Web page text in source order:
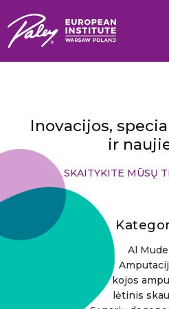
Inovacijos,
ir
SKAITYKITE MŪSŲ
Al
kojos
lėtinis